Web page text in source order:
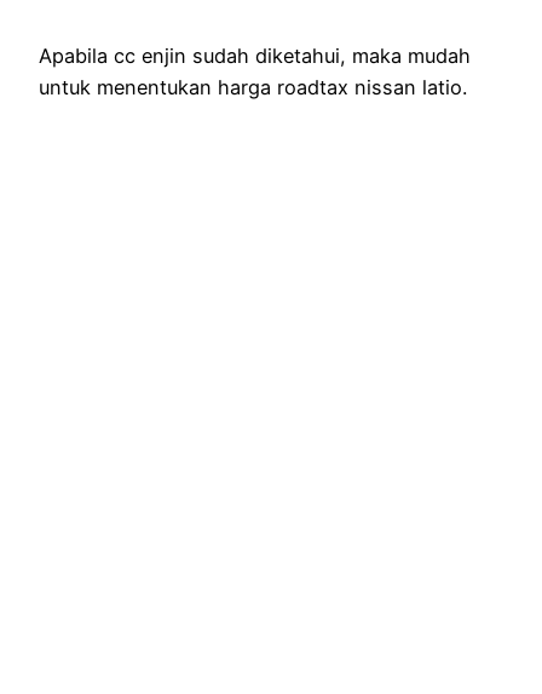
Apabila cc enjin sudah diketahui, maka mudah
untuk menentukan harga roadtax nissan latio.